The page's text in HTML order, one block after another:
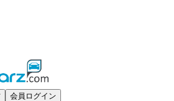
会員ログイン